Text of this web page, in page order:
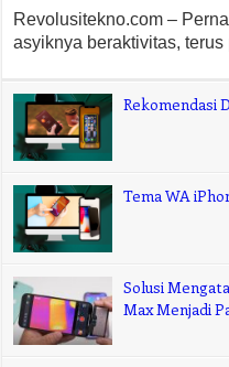
Revolusitekno.com –
asyiknya beraktivitas,
Rekomendasi
Tema WA
Solusi
Max Menjadi